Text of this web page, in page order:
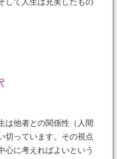
して人生は充実したもの
他者との関係性（人間
切っています。その視点
心に考えればよいという